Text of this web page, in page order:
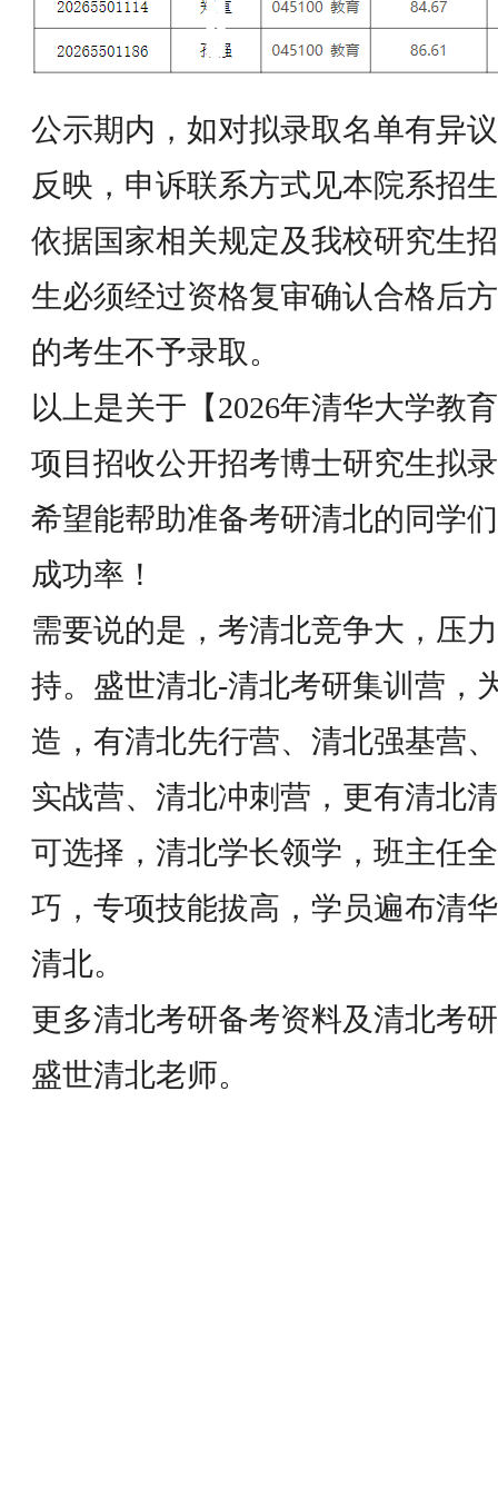
公示期内，如对拟录取名单有异
反映，申诉联系方式见本院系招
依据国家相关规定及我校研究生
生必须经过资格复审确认合格后
的考生不予录取。
以上是关于【2026年清华大学教
项目招收公开招考博士研究生拟
希望能帮助准备考研清北的同学
成功率！
需要说的是，考清北竞争大，压
持。盛世清北-清北考研集训营，
造，有清北先行营、清北强基营
实战营、清北冲刺营，更有清北
可选择，清北学长领学，班主任
巧，专项技能拔高，学员遍布清
清北。
更多清北考研备考资料及清北考
盛世清北老师。